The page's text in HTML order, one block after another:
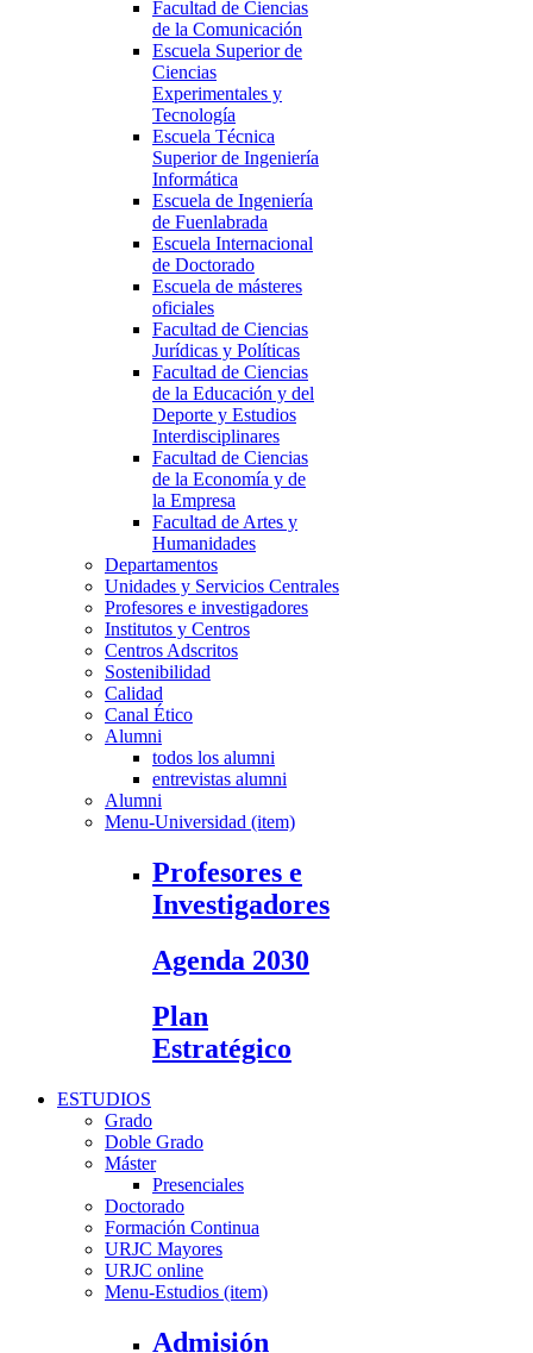
Facultad de Ciencias
de la Comunicación
Escuela Superior de
Ciencias
Experimentales y
Tecnología
Escuela Técnica
Superior de Ingeniería
Informática
Escuela de Ingeniería
de Fuenlabrada
Escuela Internacional
de Doctorado
Escuela de másteres
oficiales
Facultad de Ciencias
Jurídicas y Políticas
Facultad de Ciencias
de la Educación y del
Deporte y Estudios
Interdisciplinares
Facultad de Ciencias
de la Economía y de
la Empresa
Facultad de Artes y
Humanidades
Departamentos
Unidades y Servicios Centrales
Profesores e investigadores
Institutos y Centros
Centros Adscritos
Sostenibilidad
Calidad
Canal Ético
Alumni
todos los alumni
entrevistas alumni
Alumni
Menu-Universidad (item)
Profesores e
Investigadores
Agenda 2030
Plan
Estratégico
ESTUDIOS
Grado
Doble Grado
Máster
Presenciales
Doctorado
Formación Continua
URJC Mayores
URJC online
Menu-Estudios (item)
Admisión